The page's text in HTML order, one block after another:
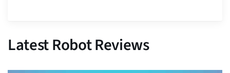
Latest Robot Reviews